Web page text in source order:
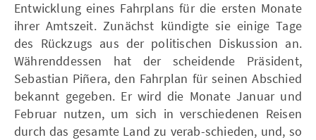
Entwicklung eines Fahrplans für die ersten Monate
ihrer Amtszeit. Zunächst kündigte sie einige Tage
des Rückzugs aus der politischen Diskussion an.
Währenddessen hat der scheidende Präsident,
Sebastian Piñera, den Fahrplan für seinen Abschied
bekannt gegeben. Er wird die Monate Januar und
Februar nutzen, um sich in verschiedenen Reisen
durch das gesamte Land zu verab-schieden, und, so